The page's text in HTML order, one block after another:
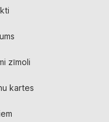
zīmoli
kartes